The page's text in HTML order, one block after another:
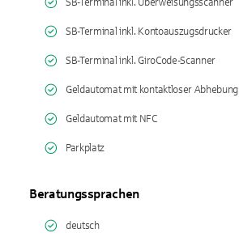
SB-Terminal inkl. Überweisungsscanner
SB-Terminal inkl. Kontoauszugsdrucker
SB-Terminal inkl. GiroCode-Scanner
Geldautomat mit kontaktloser Abhebung
Geldautomat mit NFC
Parkplatz
Beratungssprachen
deutsch